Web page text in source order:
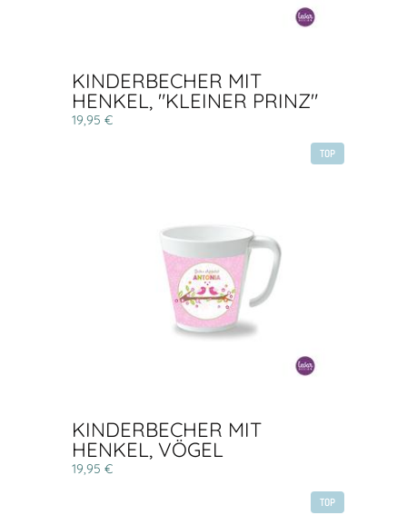
KINDERBECHER MIT
HENKEL, "KLEINER PRINZ"
19,95 €
TOP
KINDERBECHER MIT
HENKEL, VÖGEL
19,95 €
TOP